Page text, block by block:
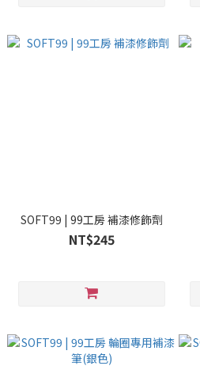
SOFT99 | 99工房 補漆修飾劑
NT$245